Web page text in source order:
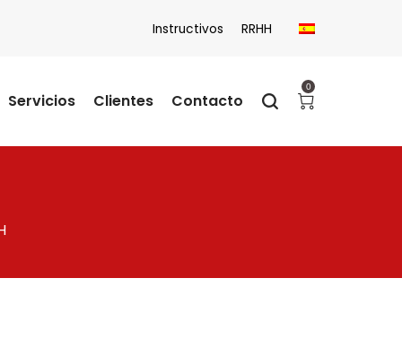
Instructivos RRHH
Servicios Clientes Contacto
0